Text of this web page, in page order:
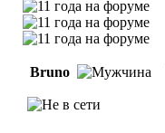
Bruno